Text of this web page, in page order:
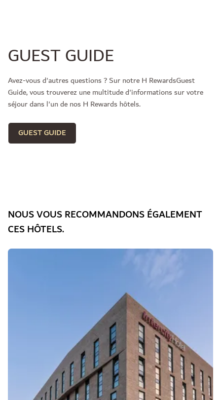
GUEST GUIDE
Avez-vous d'autres questions ? Sur notre H RewardsGuest
Guide, vous trouverez une multitude d'informations sur votre
séjour dans l'un de nos H Rewards hôtels.
GUEST GUIDE
NOUS VOUS RECOMMANDONS ÉGALEMENT
CES HÔTELS.